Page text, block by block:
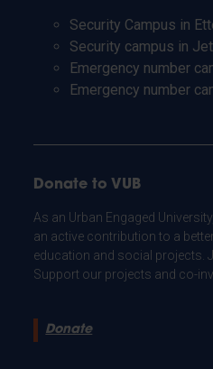
Security Campus in
Security campus in
Emergency number
Emergency number
Donate to VUB
As an Urban Engaged
an active contribution to a
education and social projects.
Support our projects and co-
Donate